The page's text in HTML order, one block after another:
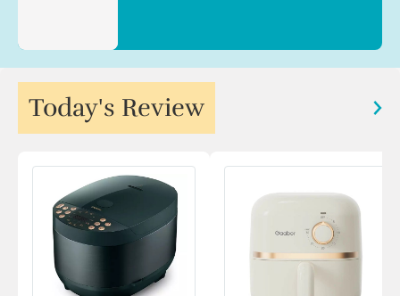
Today's Review